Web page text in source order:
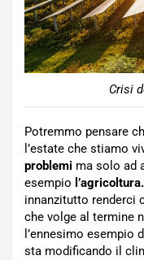
Crisi
Potremmo pensare
l’estate che stiamo
problemi ma solo ad
esempio l’agricoltura.
innanzitutto renderci
che volge al termine
l’ennesimo
sta modificando il